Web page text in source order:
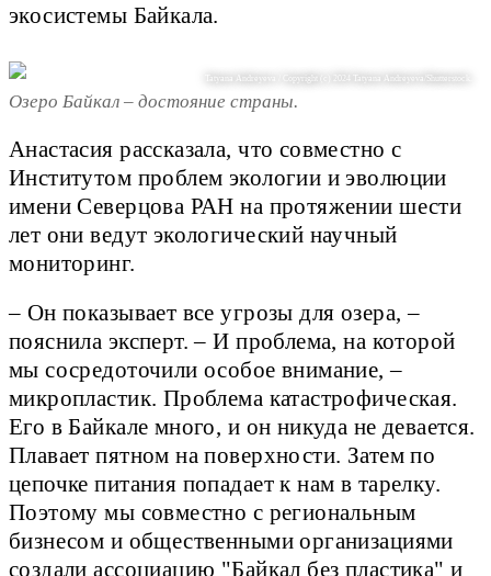
экосистемы Байкала.
Tatyana Andreyeva / Copyright (c) 2024 Tatyana Andreyeva/Shutterstock.
Озеро Байкал – достояние страны.
Анастасия рассказала, что совместно с
Институтом проблем экологии и эволюции
имени Северцова РАН на протяжении шести
лет они ведут экологический научный
мониторинг.
– Он показывает все угрозы для озера, –
пояснила эксперт. – И проблема, на которой
мы сосредоточили особое внимание, –
микропластик. Проблема катастрофическая.
Его в Байкале много, и он никуда не девается.
Плавает пятном на поверхности. Затем по
цепочке питания попадает к нам в тарелку.
Поэтому мы совместно с региональным
бизнесом и общественными организациями
создали ассоциацию "Байкал без пластика" и